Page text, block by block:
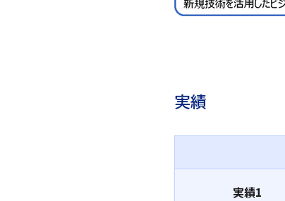
実績
実績1